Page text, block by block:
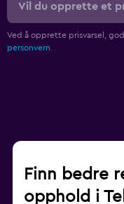
Vil du opprette et
Ved å opprette prisvarsel,
personvern.
Finn bedre
opphold i